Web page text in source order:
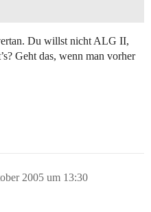
Du willst nicht ALG II,
Geht das, wenn man vorher
2005 um 13:30